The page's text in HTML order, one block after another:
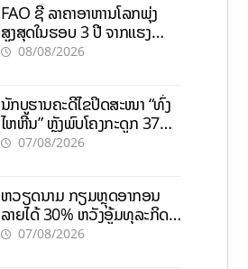
FAO ຊີ້ ລາຄາອາຫານໂລກພຸ່ງ
ສູງສຸດໃນຮອບ 3 ປີ ຈາກແຮງ
ກົດດັນຂອງສົງຄາມ, El nino
08/08/2026
ນັກບູຮານຄະດີໄຂປິດສະໜາ “ທົ່ງ
ໄຫຫີນ” ຫຼັງພົບໂຄງກະດູກ 37
ຄົນໃນຫີນຍັກ
07/08/2026
ຫວຽດນາມ ກຽມຫຼຸດອາກອນ
ລາຍໄດ້ 30% ຫວັງອູ້ມທຸລະກິດ
ຂະໜາດນ້ອຍ ແລະ ຈຸນລະ
07/08/2026